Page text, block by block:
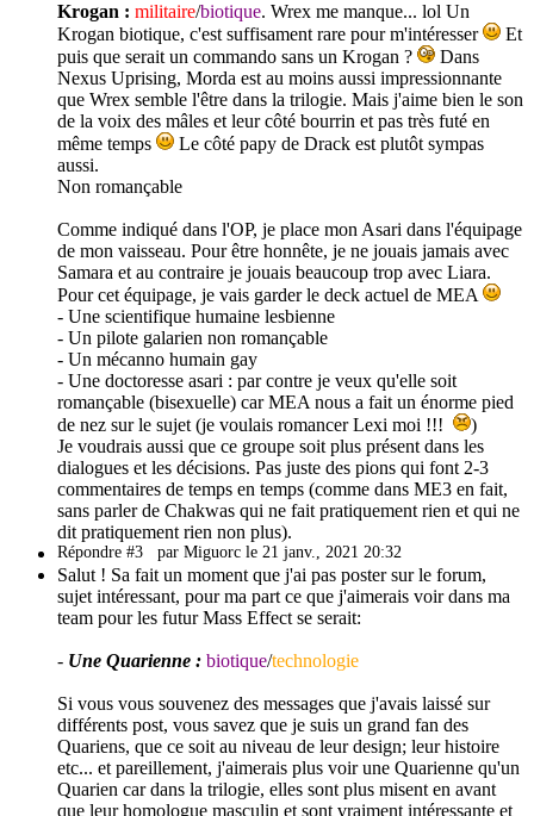
Krogan : militaire/biotique. Wrex me manque... lol Un
Krogan biotique, c'est suffisament rare pour m'intéresser
Et
puis que serait un commando sans un Krogan ?
Dans
Nexus Uprising, Morda est au moins aussi impressionnante
que Wrex semble l'être dans la trilogie. Mais j'aime bien le son
de la voix des mâles et leur côté bourrin et pas très futé en
même temps
Le côté papy de Drack est plutôt sympas
aussi.
Non romançable
Comme indiqué dans l'OP, je place mon Asari dans l'équipage
de mon vaisseau. Pour être honnête, je ne jouais jamais avec
Samara et au contraire je jouais beaucoup trop avec Liara.
Pour cet équipage, je vais garder le deck actuel de MEA
- Une scientifique humaine lesbienne
- Un pilote galarien non romançable
- Un mécanno humain gay
- Une doctoresse asari : par contre je veux qu'elle soit
romançable (bisexuelle) car MEA nous a fait un énorme pied
de nez sur le sujet (je voulais romancer Lexi moi !!!
)
Je voudrais aussi que ce groupe soit plus présent dans les
dialogues et les décisions. Pas juste des pions qui font 2-3
commentaires de temps en temps (comme dans ME3 en fait,
sans parler de Chakwas qui ne fait pratiquement rien et qui ne
dit pratiquement rien non plus).
Répondre #3 par Miguorc le 21 janv., 2021 20:32
Salut ! Sa fait un moment que j'ai pas poster sur le forum,
sujet intéressant, pour ma part ce que j'aimerais voir dans ma
team pour les futur Mass Effect se serait:
- Une Quarienne : biotique/technologie
Si vous vous souvenez des messages que j'avais laissé sur
différents post, vous savez que je suis un grand fan des
Quariens, que ce soit au niveau de leur design; leur histoire
etc... et pareillement, j'aimerais plus voir une Quarienne qu'un
Quarien car dans la trilogie, elles sont plus misent en avant
que leur homologue masculin et sont vraiment intéressante et